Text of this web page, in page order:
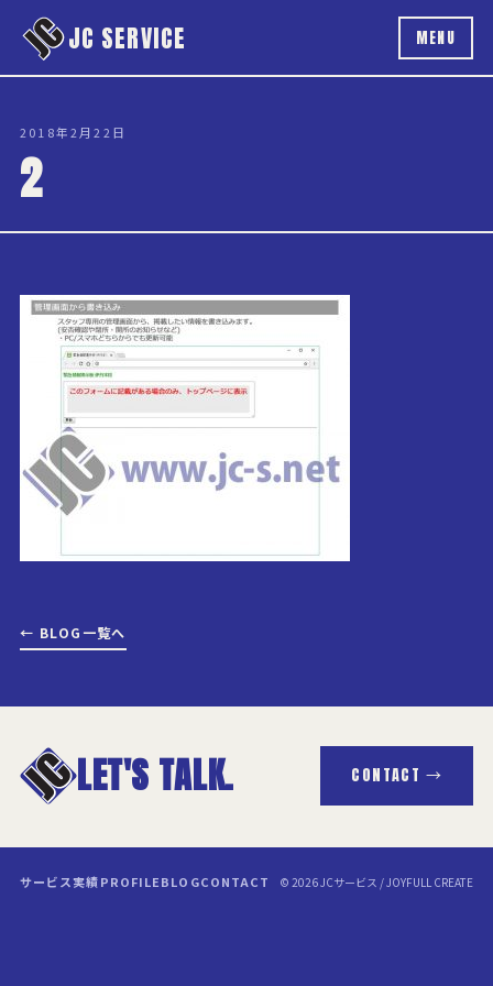
本文へスキップ
JC SERVICE MENU
2018年2月22日
2
← BLOG一覧へ
LET'S TALK. CONTACT →
サービス実績PROFILEBLOGCONTACT © 2026 JCサービス / JOYFULL CREATE